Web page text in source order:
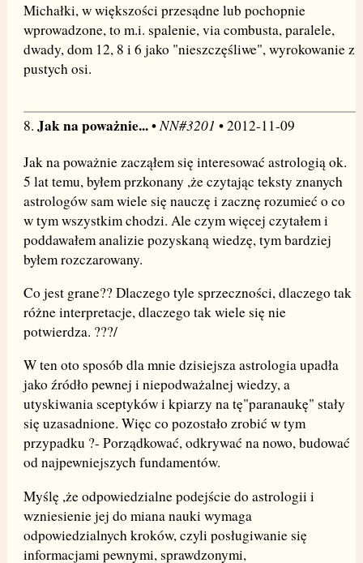
Michałki, w większości przesądne lub pochopnie
wprowadzone, to m.i. spalenie, via combusta, paralele,
dwady, dom 12, 8 i 6 jako "nieszczęśliwe", wyrokowanie z
pustych osi.
8. Jak na poważnie...•NN#3201 • 2012-11-09
Jak na poważnie zacząłem się interesować astrologią ok.
5 lat temu, byłem przkonany ,że czytając teksty znanych
astrologów sam wiele się nauczę i zacznę rozumieć o co
w tym wszystkim chodzi. Ale czym więcej czytałem i
poddawałem analizie pozyskaną wiedzę, tym bardziej
byłem rozczarowany.
Co jest grane?? Dlaczego tyle sprzeczności, dlaczego tak
różne interpretacje, dlaczego tak wiele się nie
potwierdza. ???/
W ten oto sposób dla mnie dzisiejsza astrologia upadła
jako źródło pewnej i niepodważalnej wiedzy, a
utyskiwania sceptyków i kpiarzy na tę"paranaukę" stały
się uzasadnione. Więc co pozostało zrobić w tym
przypadku ?- Porządkować, odkrywać na nowo, budować
od najpewniejszych fundamentów.
Myślę ,że odpowiedzialne podejście do astrologii i
wzniesienie jej do miana nauki wymaga
odpowiedzialnych kroków, czyli posługiwanie się
informacjami pewnymi, sprawdzonymi,